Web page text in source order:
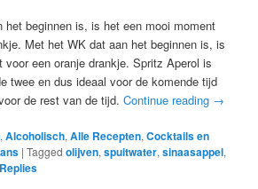
het beginnen is, is het een mooi moment
Met het WK dat aan het beginnen is, is
voor een oranje drankje. Spritz Aperol is
twee en dus ideaal voor de komende tijd
de rest van de tijd.Continue reading →
,Alcoholisch,Alle Recepten,Cocktails en
|Tagged olijven,spuitwater,sinaasappel,
Replies